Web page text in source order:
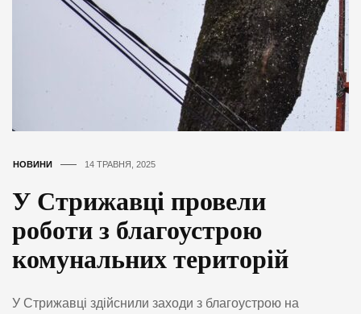
НОВИНИ 14 ТРАВНЯ, 2025
У Стрижавці провели
роботи з благоустрою
комунальних територій
У Стрижавці здійснили заходи з благоустрою на